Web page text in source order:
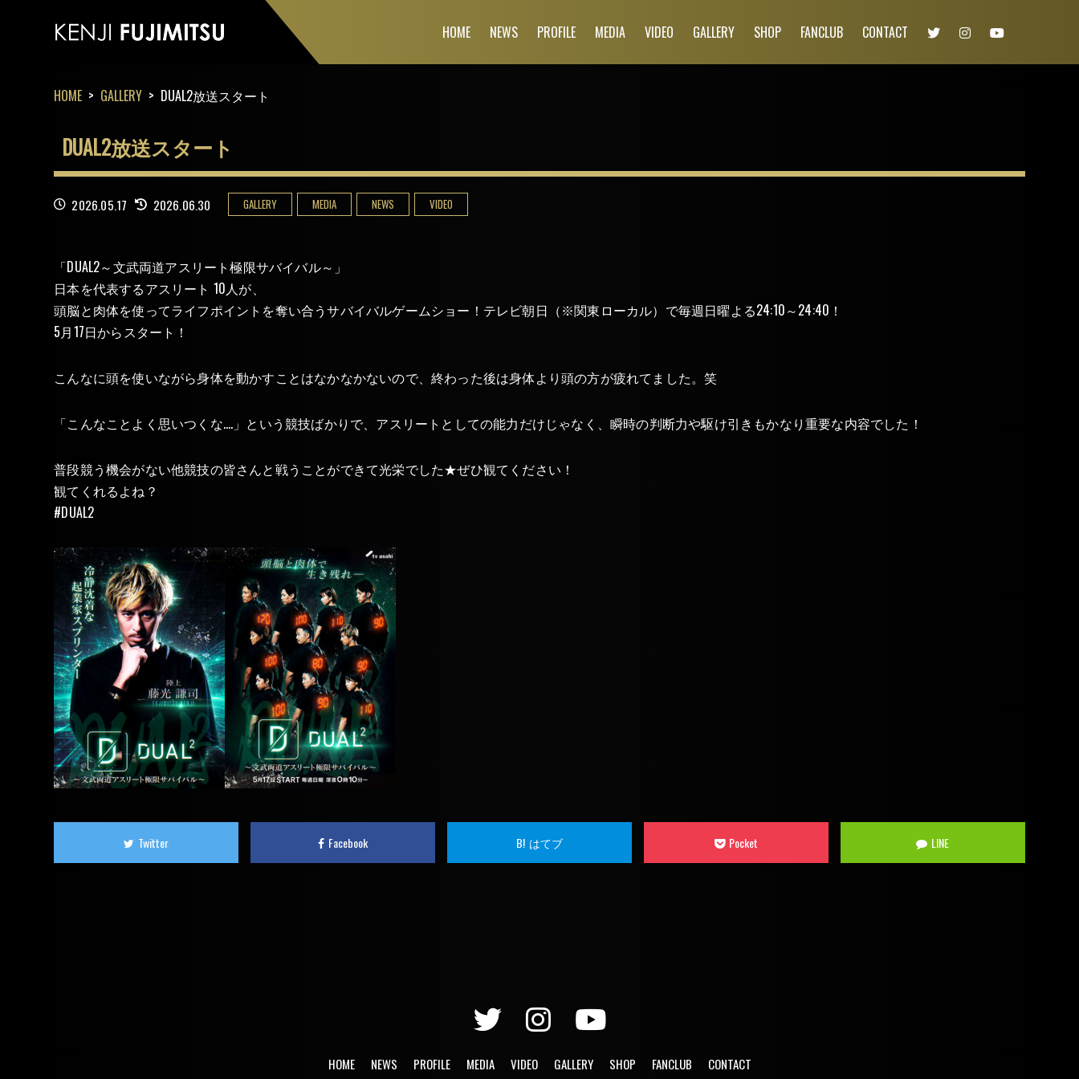
HOME NEWS PROFILE MEDIA VIDEO GALLERY SHOP FANCLUB CONTACT
HOME GALLERY DUAL2放送スタート
DUAL2放送スタート
2026.05.17 2026.06.30 GALLERY MEDIA NEWS VIDEO
「DUAL2～文武両道アスリート極限サバイバル～」
日本を代表するアスリート 10人が、
頭脳と肉体を使ってライフポイントを奪い合うサバイバルゲームショー！テレビ朝日（※関東ローカル）で毎週日曜よる24:10～24:40！
5月17日からスタート！
こんなに頭を使いながら身体を動かすことはなかなかないので、終わった後は身体より頭の方が疲れてました。笑
「こんなことよく思いつくな….」という競技ばかりで、アスリートとしての能力だけじゃなく、瞬時の判断力や駆け引きもかなり重要な内容でした！
普段競う機会がない他競技の皆さんと戦うことができて光栄でした★ぜひ観てください！
観てくれるよね？
#DUAL2
Twitter Facebook B! はてブ Pocket LINE
HOME NEWS PROFILE MEDIA VIDEO GALLERY SHOP FANCLUB CONTACT